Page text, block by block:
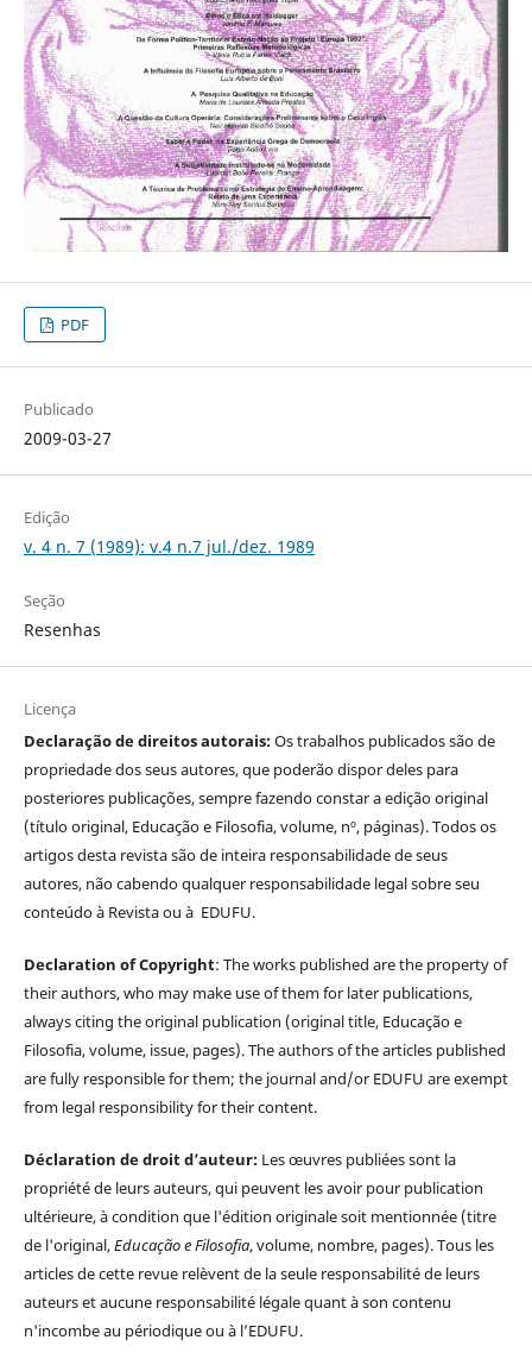
PDF
Publicado
2009-03-27
Edição
v. 4 n. 7 (1989): v.4 n.7 jul./dez. 1989
Seção
Resenhas
Licença
Declaração de direitos autorais:Os trabalhos publicados são de
propriedade dos seus autores, que poderão dispor deles para
posteriores publicações, sempre fazendo constar a edição original
(título original, Educação e Filosofia, volume, nº, páginas). Todos os
artigos desta revista são de inteira responsabilidade de seus
autores, não cabendo qualquer responsabilidade legal sobre seu
conteúdo à Revista ou à EDUFU.
Declaration of Copyright: The works published are the property of
their authors, who may make use of them for later publications,
always citing the original publication (original title, Educação e
Filosofia, volume, issue, pages). The authors of the articles published
are fully responsible for them; the journal and/or EDUFU are exempt
from legal responsibility for their content.
Déclaration de droit d’auteur: Les œuvres publiées sont la
propriété de leurs auteurs, qui peuvent les avoir pour publication
ultérieure, à condition que l'édition originale soit mentionnée (titre
de l'original,Educação e Filosofia, volume, nombre, pages). Tous les
articles de cette revue relèvent de la seule responsabilité de leurs
auteurs et aucune responsabilité légale quant à son contenu
n'incombe au périodique ou à l’EDUFU.